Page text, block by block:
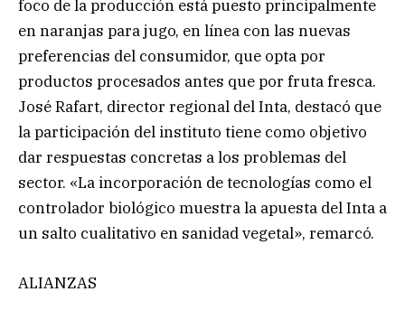
foco de la producción está puesto principalmente
en naranjas para jugo, en línea con las nuevas
preferencias del consumidor, que opta por
productos procesados antes que por fruta fresca.
José Rafart, director regional del Inta, destacó que
la participación del instituto tiene como objetivo
dar respuestas concretas a los problemas del
sector. «La incorporación de tecnologías como el
controlador biológico muestra la apuesta del Inta a
un salto cualitativo en sanidad vegetal», remarcó.
ALIANZAS